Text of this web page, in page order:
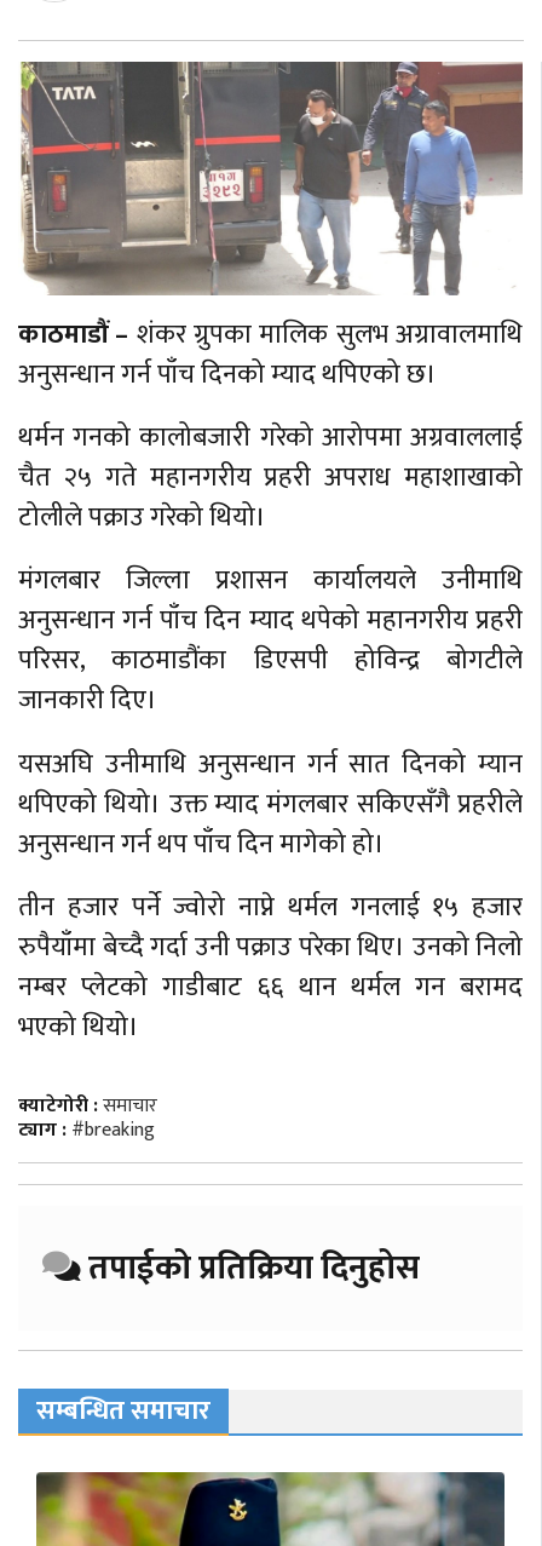
काठमाडौं – शंकर ग्रुपका मालिक सुलभ अग्रावालमाथि
अनुसन्धान गर्न पाँच दिनको म्याद थपिएको छ।
थर्मन गनको कालोबजारी गरेको आरोपमा अग्रवाललाई
चैत २५ गते महानगरीय प्रहरी अपराध महाशाखाको
टोलीले पक्राउ गरेको थियो।
मंगलबार जिल्ला प्रशासन कार्यालयले उनीमाथि
अनुसन्धान गर्न पाँच दिन म्याद थपेको महानगरीय प्रहरी
परिसर, काठमाडौंका डिएसपी होविन्द्र बोगटीले
जानकारी दिए।
यसअघि उनीमाथि अनुसन्धान गर्न सात दिनको म्यान
थपिएको थियो। उक्त म्याद मंगलबार सकिएसँगै प्रहरीले
अनुसन्धान गर्न थप पाँच दिन मागेको हो।
तीन हजार पर्ने ज्वोरो नाप्ने थर्मल गनलाई १५ हजार
रुपैयाँमा बेच्दै गर्दा उनी पक्राउ परेका थिए। उनको निलो
नम्बर प्लेटको गाडीबाट ६६ थान थर्मल गन बरामद
भएको थियो।
क्याटेगोरी :समाचार
ट्याग :#breaking
तपाईको प्रतिक्रिया दिनुहोस
सम्बन्धित समाचार